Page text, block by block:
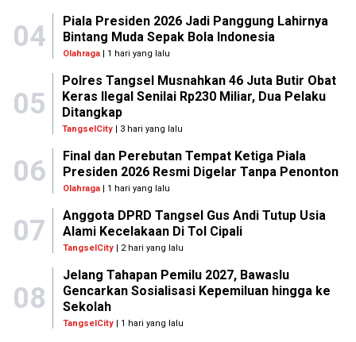
04
Piala Presiden 2026 Jadi Panggung Lahirnya
Bintang Muda Sepak Bola Indonesia
Olahraga| 1 hari yang lalu
05
Polres Tangsel Musnahkan 46 Juta Butir Obat
Keras Ilegal Senilai Rp230 Miliar, Dua Pelaku
Ditangkap
TangselCity | 3 hari yang lalu
06
Final dan Perebutan Tempat Ketiga Piala
Presiden 2026 Resmi Digelar Tanpa Penonton
Olahraga| 1 hari yang lalu
07
Anggota DPRD Tangsel Gus Andi Tutup Usia
Alami Kecelakaan Di Tol Cipali
TangselCity| 2 hari yang lalu
08
Jelang Tahapan Pemilu 2027, Bawaslu
Gencarkan Sosialisasi Kepemiluan hingga ke
Sekolah
TangselCity| 1 hari yang lalu